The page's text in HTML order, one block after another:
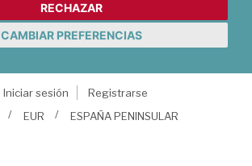
RECHAZAR
CAMBIAR PREFERENCIAS
Iniciar sesión
Registrarse
EUR ESPAÑA PENINSULAR